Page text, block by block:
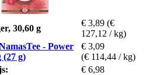
30,60 g
€ 3,89 (€
127,12 / kg)
- Power
(27 g)
€ 3,09
(€ 114,44 / kg)
€ 6,98